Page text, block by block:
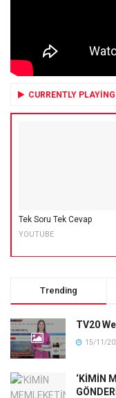
CURRENTLY PLAYING
Tek Soru Tek Cevap
YOUTUBE
Trending
TV20
15/11/
‘KİMİN